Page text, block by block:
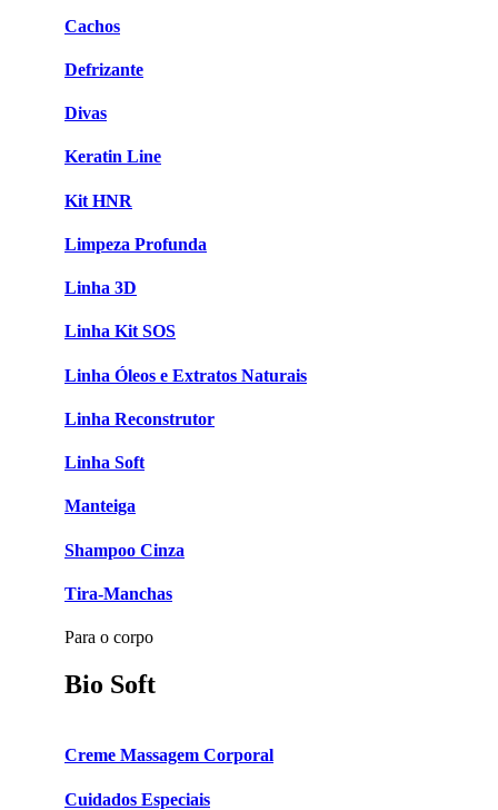
Cachos
Defrizante
Divas
Keratin Line
Kit HNR
Limpeza Profunda
Linha 3D
Linha Kit SOS
Linha Óleos e Extratos Naturais
Linha Reconstrutor
Linha Soft
Manteiga
Shampoo Cinza
Tira-Manchas
Para o corpo
Bio Soft
Creme Massagem Corporal
Cuidados Especiais